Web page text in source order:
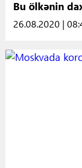
Bu ölkənin
26.08.2020 |